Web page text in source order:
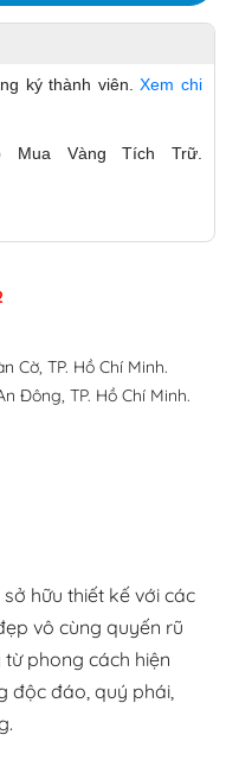
ký thành viên.Xem chi
Mua Vàng Tích Trữ.
Cờ, TP. Hồ Chí Minh.
Đông, TP. Hồ Chí Minh.
hữu thiết kế với các
vô cùng quyến rũ
phong cách hiện
độc đáo, quý phái,